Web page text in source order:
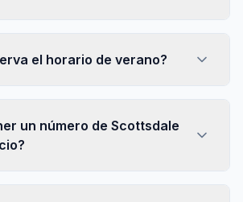
el horario de verano?
un número de Scottsdale